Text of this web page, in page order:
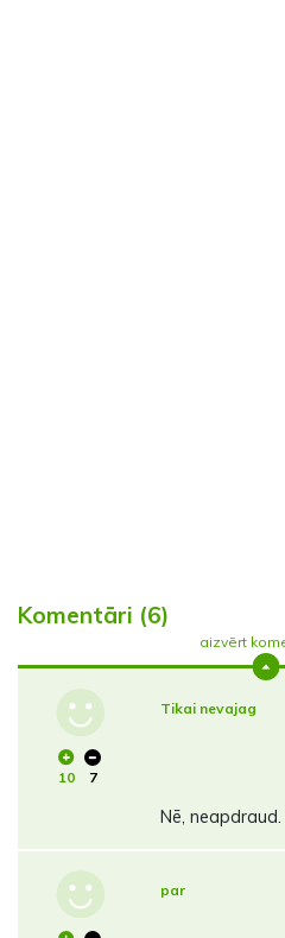
Komentāri (6)
aizvērt
10 7
Tikai nevajag
Nē,
par